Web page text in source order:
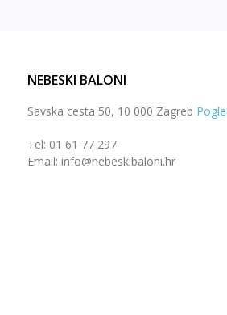
NEBESKI BALONI
Savska cesta 50, 10 000 Zagreb
Tel: 01 61 77 297
Email: info@nebeskibaloni.hr